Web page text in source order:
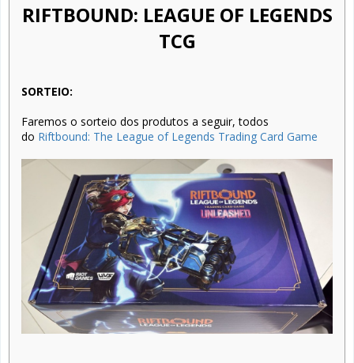
RIFTBOUND: LEAGUE OF LEGENDS
TCG
SORTEIO:
Faremos o sorteio dos produtos a seguir, todos
do Riftbound: The League of Legends Trading Card Game